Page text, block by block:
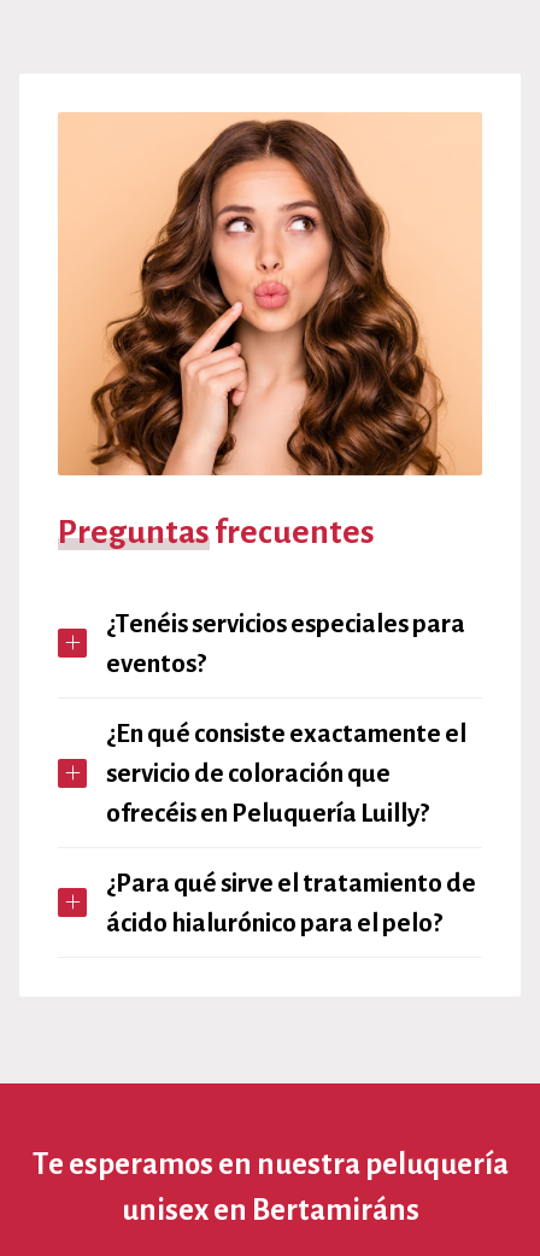
Preguntasfrecuentes
¿Tenéis servicios especiales para
eventos?
¿En qué consiste exactamente el
servicio de coloración que
ofrecéis en Peluquería Luilly?
¿Para qué sirve el tratamiento de
ácido hialurónico para el pelo?
Te esperamos en nuestra peluquería
unisex en Bertamiráns